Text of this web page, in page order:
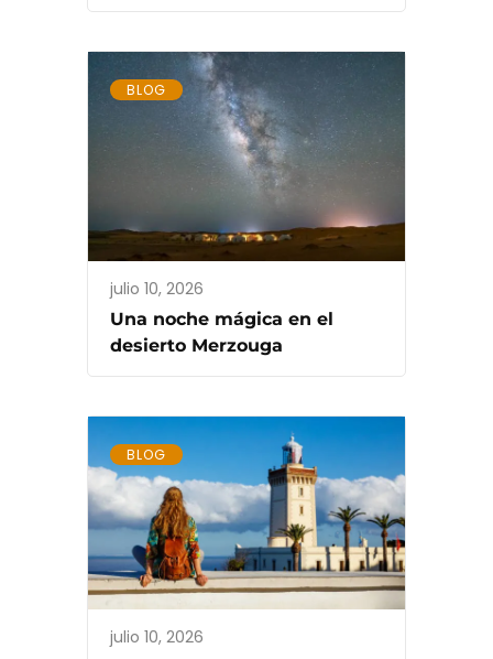
BLOG
julio 10, 2026
Una noche mágica en el
desierto Merzouga
BLOG
julio 10, 2026